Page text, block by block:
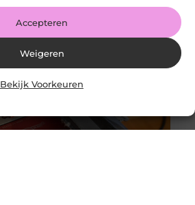
Accepteren
Weigeren
Bekijk Voorkeuren